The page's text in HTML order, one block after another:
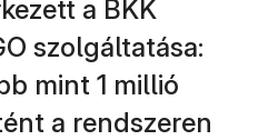
a BKK
szolgáltatása:
mint 1 millió
a rendszeren